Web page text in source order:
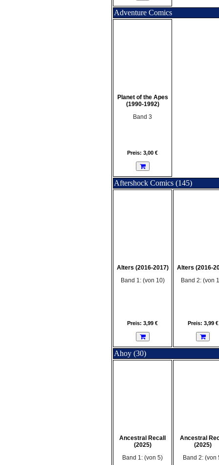
Adventure Comics
Planet of the Apes
(1990-1992)
Band 3
Preis: 3,00 €
Aftershock Comics (145)
Alters (2016-2017)
Band 1: (von 10)
Preis: 3,99 €
Alters (2016-
Band 2: (von
Preis: 3,99 €
Ahoy (30)
Ancestral Recall
(2025)
Band 1: (von 5)
Ancestral
(2025)
Band 2: (von